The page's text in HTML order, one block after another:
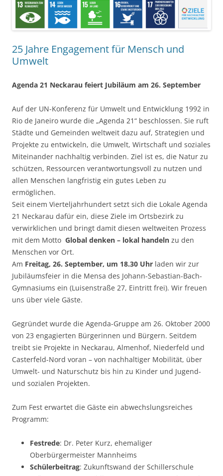
25 Jahre Engagement für Mensch und
Umwelt
Agenda 21 Neckarau feiert Jubiläum am 26. September
Auf der UN-Konferenz für Umwelt und Entwicklung 1992 in
Rio de Janeiro wurde die „Agenda 21“ beschlossen. Sie ruft
Städte und Gemeinden weltweit dazu auf, Strategien und
Projekte zu entwickeln, die Umwelt, Wirtschaft und soziales
Miteinander nachhaltig verbinden. Ziel ist es, die Natur zu
schützen, Ressourcen verantwortungsvoll zu nutzen und
allen Menschen langfristig ein gutes Leben zu
ermöglichen.
Seit einem Vierteljahrhundert setzt sich die Lokale Agenda
21 Neckarau dafür ein, diese Ziele im Ortsbezirk zu
verwirklichen und bringt damit diesen weltweiten Prozess
mit dem Motto Global denken – lokal handeln zu den
Menschen vor Ort.
Am Freitag, 26. September, um 18.30 Uhr laden wir zur
Jubiläumsfeier in die Mensa des Johann-Sebastian-Bach-
Gymnasiums ein (Luisenstraße 27, Eintritt frei). Wir freuen
uns über viele Gäste.
Gegründet wurde die Agenda-Gruppe am 26. Oktober 2000
von 23 engagierten Bürgerinnen und Bürgern. Seitdem
treibt sie Projekte in Neckarau, Almenhof, Niederfeld und
Casterfeld-Nord voran – von nachhaltiger Mobilität, über
Umwelt- und Naturschutz bis hin zu Kinder und Jugend-
und sozialen Projekten.
Zum Fest erwartet die Gäste ein abwechslungsreiches
Programm:
Festrede: Dr. Peter Kurz, ehemaliger
Oberbürgermeister Mannheims
Schülerbeitrag: Zukunftswand der Schillerschule